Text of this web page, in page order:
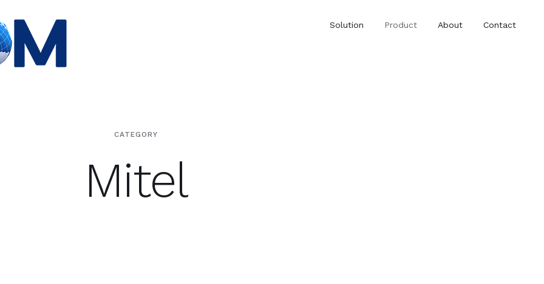
Solution Product About Contact
CATEGORY
Mitel